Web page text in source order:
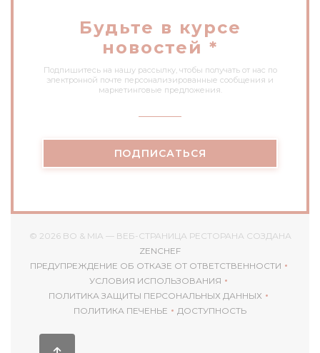
Будьте в курсе
новостей *
Подпишитесь на нашу рассылку, чтобы получать от нас по
электронной почте персонализированные сообщения и
маркетинговые предложения.
ПОДПИСАТЬСЯ
© 2026 BO & MIA — ВЕБ-СТРАНИЦА РЕСТОРАНА СОЗДАНА
ZENCHEF((ОТКРЫВАЕТСЯ В НОВОМ
ПРЕДУПРЕЖДЕНИЕ ОБ ОТКАЗЕ ОТ ОТВЕТСТВЕННОСТИ
((ОТКРЫВАЕТСЯ В НОВОМ ОКНЕ))
УСЛОВИЯ ИСПОЛЬЗОВАНИЯ
((ОТКРЫВАЕТСЯ В НОВОМ ОКНЕ))
ПОЛИТИКА ЗАЩИТЫ ПЕРСОНАЛЬНЫХ ДАННЫХ
((ОТКРЫВАЕТСЯ В НОВОМ ОКНЕ))
ПОЛИТИКА ПЕЧЕНЬЕ
((ОТКРЫВАЕТСЯ В НОВОМ ОКНЕ))
ДОСТУПНОСТЬ
((ОТКРЫВАЕТСЯ В